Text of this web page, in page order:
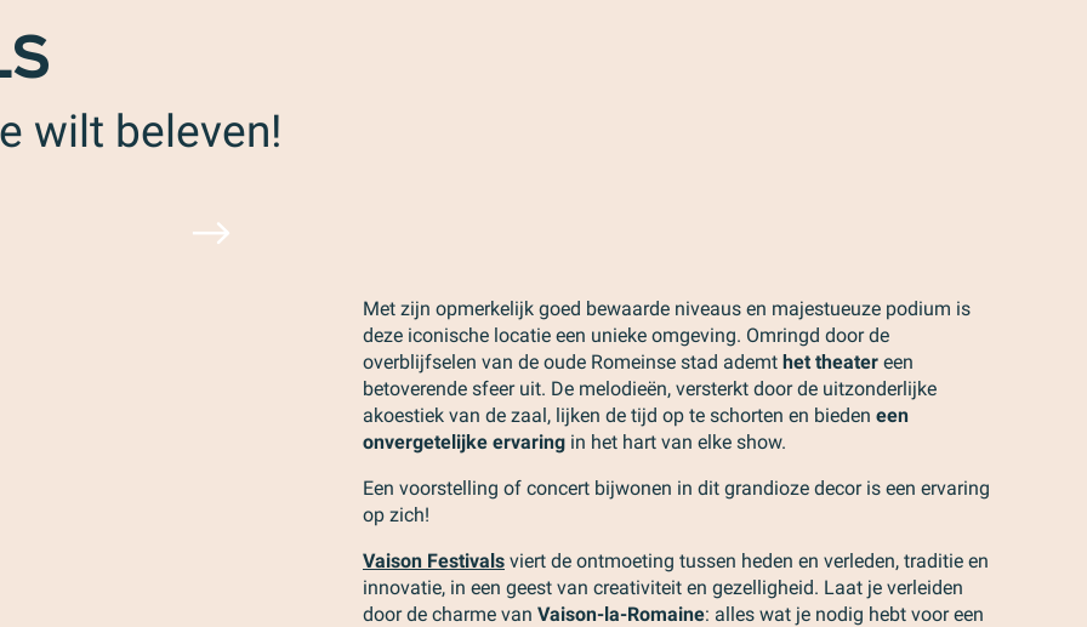
wilt beleven!
Met zijn opmerkelijk goed bewaarde niveaus en majestueuze podium is
deze iconische locatie een unieke omgeving. Omringd door de
overblijfselen van de oude Romeinse stad ademt het theater een
betoverende sfeer uit. De melodieën, versterkt door de uitzonderlijke
akoestiek van de zaal, lijken de tijd op te schorten en bieden een
onvergetelijke ervaring in het hart van elke show.
Een voorstelling of concert bijwonen in dit grandioze decor is een ervaring
op zich!
Vaison Festivals viert de ontmoeting tussen heden en verleden, traditie en
innovatie, in een geest van creativiteit en gezelligheid. Laat je verleiden
door de charme van Vaison-la-Romaine: alles wat je nodig hebt voor een